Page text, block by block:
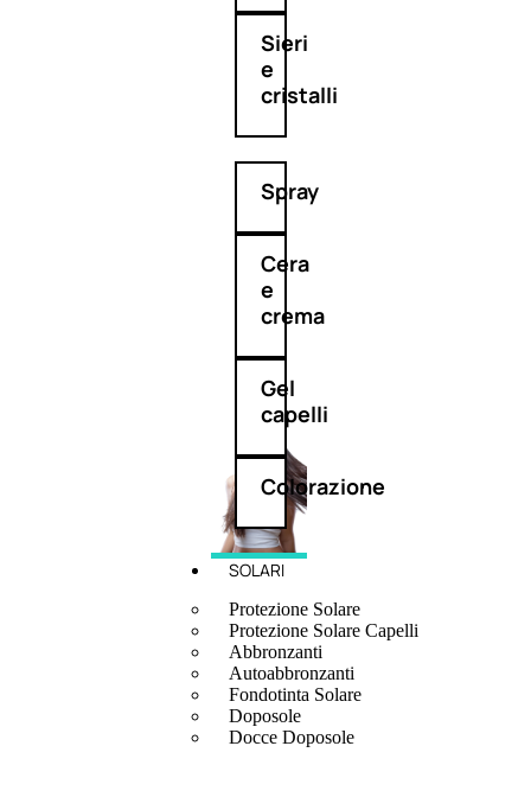
Sieri
e
cristalli
Spray
Cera
e
crema
Gel
capelli
Colorazione
SOLARI
Protezione Solare
Protezione Solare Capelli
Abbronzanti
Autoabbronzanti
Fondotinta Solare
Doposole
Docce Doposole